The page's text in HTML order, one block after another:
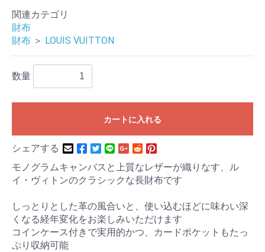
関連カテゴリ
財布
財布 ＞ LOUIS VUITTON
数量
カートに入れる
シェアする
モノグラムキャンバスと上質なレザーが織りなす、ル
イ・ヴィトンのクラシックな長財布です
しっとりとした革の風合いと、使い込むほどに味わい深
くなる経年変化をお楽しみいただけます
コインケース付きで実用的かつ、カードポケットもたっ
ぷり収納可能